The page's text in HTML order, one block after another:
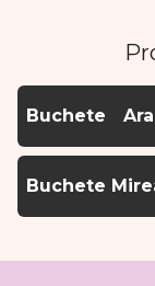
Buchete
Buchete